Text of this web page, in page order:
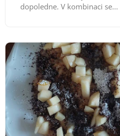
dopoledne. V kombinaci se...